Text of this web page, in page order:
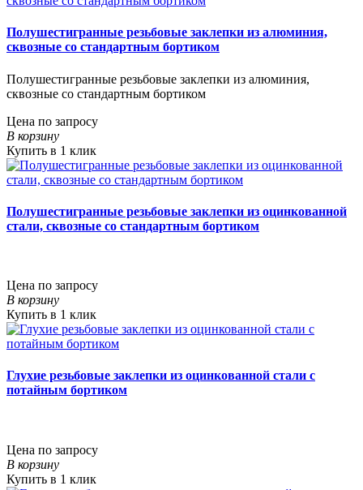
Полушестигранные резьбовые заклепки из алюминия,
сквозные со стандартным бортиком
Полушестигранные резьбовые заклепки из алюминия,
сквозные со стандартным бортиком
Цена по запросу
В корзину
Купить в 1 клик
Полушестигранные резьбовые заклепки из оцинкованной
стали, сквозные со стандартным бортиком
Цена по запросу
В корзину
Купить в 1 клик
Глухие резьбовые заклепки из оцинкованной стали с
потайным бортиком
Цена по запросу
В корзину
Купить в 1 клик